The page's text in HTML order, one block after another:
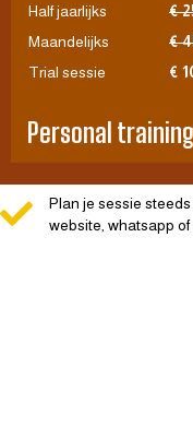
Half jaarlijks
€
Maandelijks
€
Trial sessie
€
Personal
Plan je sessie
website, whatsapp of